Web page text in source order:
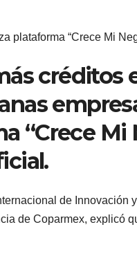
plataforma “Crece Mi
créditos
“Crece Mi
de Innovación
de Coparmex, explicó